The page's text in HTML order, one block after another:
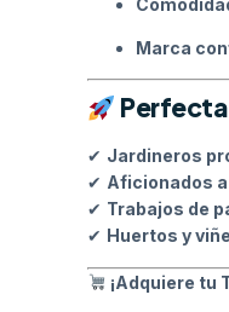
Marca
✔ Jardineros
✔ Aficionados
✔ Trabajos de
✔ Huertos y
¡Adquiere tu